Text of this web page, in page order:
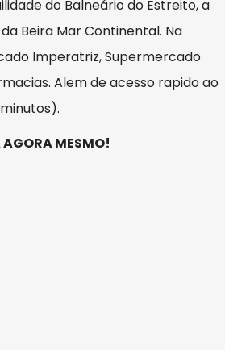
do Balneário do Estreito, a
Beira Mar Continental. Na
Imperatriz, Supermercado
Alem de acesso rapido ao
MESMO!